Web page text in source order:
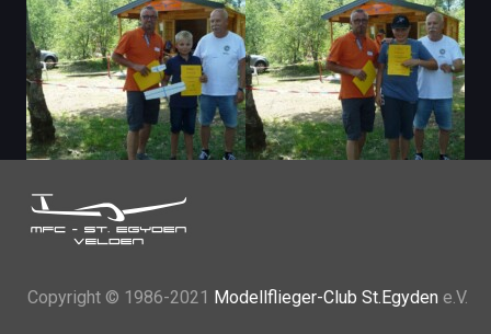
Copyright © 1986-2021 Modellflieger-Club St.Egyden e.V.